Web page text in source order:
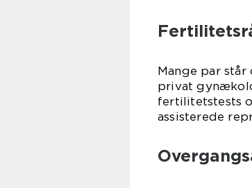
Mange par
privat
fertilitetstests
assisterede